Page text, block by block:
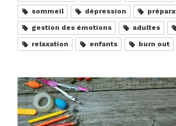
sommeil
dépression
gestion des émotions
adultes
relaxation
enfants burn out